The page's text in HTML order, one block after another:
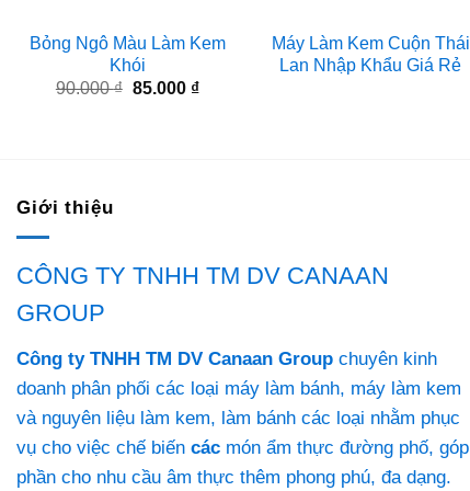
Bỏng Ngô Màu Làm Kem
Khói
90.000₫ Giá
85.000 ₫Giá
Máy Làm Kem Cuộn Thái
Lan Nhập Khẩu Giá Rẻ
Giới thiệu
CÔNG TY TNHH TM DV CANAAN
GROUP
Công ty TNHH TM DV Canaan Group chuyên kinh
doanh phân phối các loại máy làm bánh, máy làm kem
và nguyên liệu làm kem, làm bánh các loại nhằm phục
vụ cho việc chế biến các món ẩm thực đường phố, góp
phần cho nhu cầu âm thực thêm phong phú, đa dạng.